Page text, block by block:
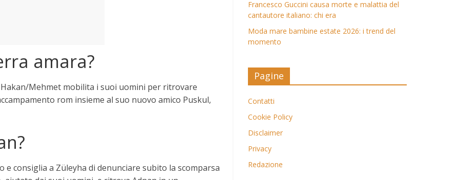
amara?
Mehmet mobilita i suoi uomini per ritrovare
rom insieme al suo nuovo amico Puskul,
e consiglia a Züleyha di denunciare subito la scomparsa
Francesco Guccini causa morte e malattia del
cantautore italiano: chi era
Moda mare bambine estate 2026: i trend del
momento
Pagine
Contatti
Cookie Policy
Disclaimer
Privacy
Redazione